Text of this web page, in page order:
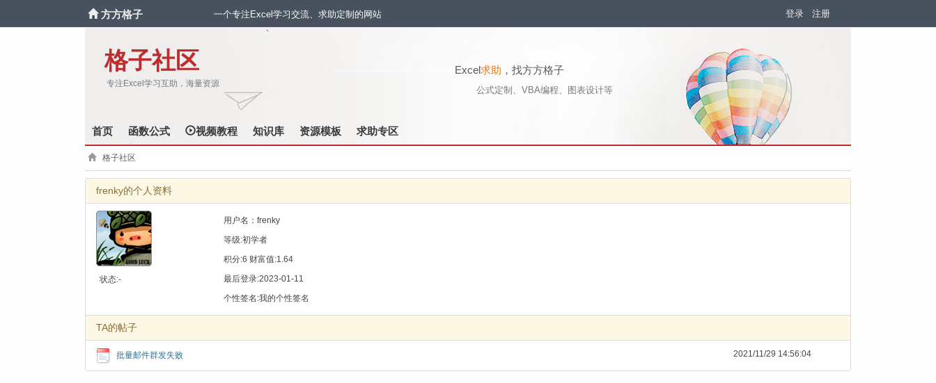
方方格子 一个专注Excel学习交流、求助定制的网站 登录 注册
格子社区
专注Excel学习互助，海量资源
Excel求助 ，找方方格子
公式定制、VBA编程、图表设计等
`
首页 函数公式 视频教程 知识库 资源模板 求助专区
格子社区
frenky的个人资料
状态:-
用户名：frenky
等级:初学者
积分:6 财富值:1.64
最后登录:2023-01-11
个性签名:我的个性签名
TA的帖子
批量邮件群发失败 2021/11/29 14:56:04